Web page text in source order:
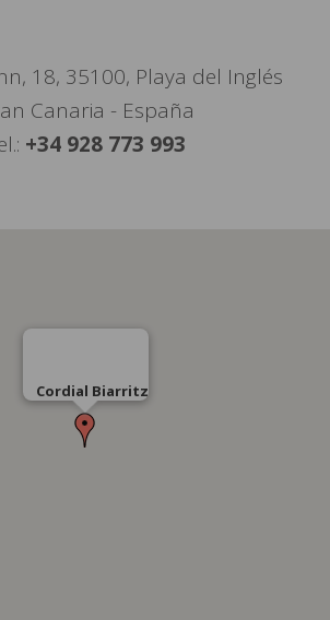
18, 35100, Playa del Inglés
Canaria - España
+34 928 773 993
Cordial Biarritz